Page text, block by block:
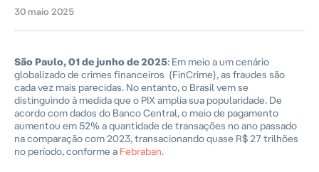
30 maio 2025
São Paulo, 01 de junho de 2025: Em meio a um cenário
globalizado de crimes financeiros (FinCrime), as fraudes são
cada vez mais parecidas. No entanto, o Brasil vem se
distinguindo à medida que o PIX amplia sua popularidade. De
acordo com dados do Banco Central, o meio de pagamento
aumentou em 52% a quantidade de transações no ano passado
na comparação com 2023, transacionando quase R$ 27 trilhões
no período, conforme a Febraban.